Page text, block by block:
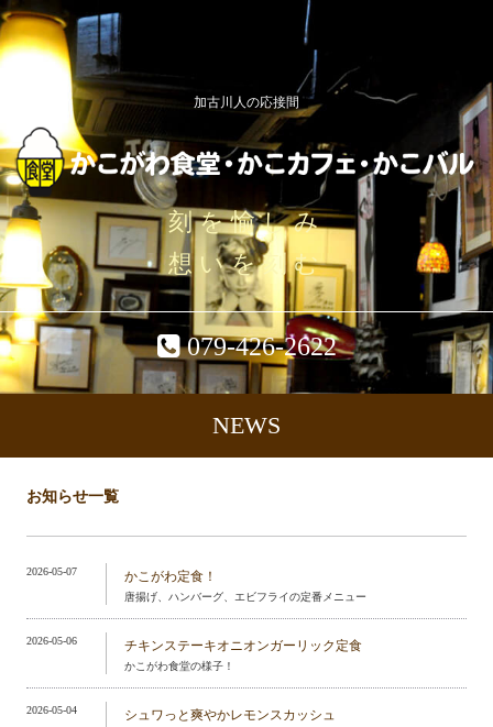
加古川人の応接間
刻を愉しみ
想いを刻む
079-426-2622
NEWS
お知らせ一覧
2026-05-07 かこがわ定食！
唐揚げ、ハンバーグ、エビフライの定番メニュー
2026-05-06 チキンステーキオニオンガーリック定食
かこがわ食堂の様子！
2026-05-04 シュワっと爽やかレモンスカッシュ